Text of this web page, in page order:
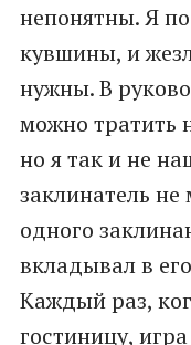
непонятны. Я
кувшины, и
нужны. В
можно тратить
но я так и не
заклинатель
одного
вкладывал в
Каждый раз,
гостиницу,